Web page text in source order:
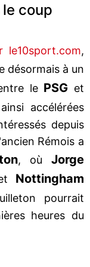
coup
le10sport.com,
désormais à un
le PSG et
accélérées
depuis
Rémois a
, oùJorge
Nottingham
pourrait
heures du